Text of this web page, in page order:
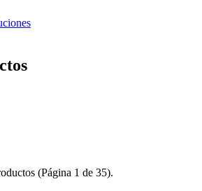
(Página 1 de 35).